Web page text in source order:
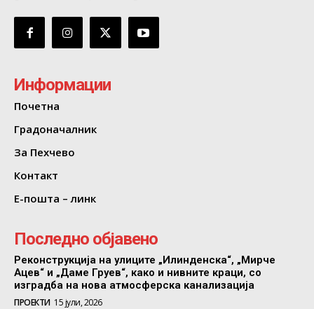
Информации
Почетна
Градоначалник
За Пехчево
Контакт
Е-пошта – линк
Последно објавено
Реконструкција на улиците „Илинденска“, „Мирче
Ацев“ и „Даме Груев“, како и нивните краци, со
изградба на нова атмосферска канализација
ПРОЕКТИ 15 јули, 2026